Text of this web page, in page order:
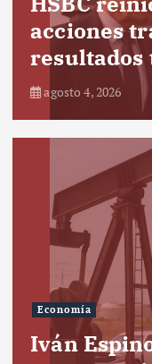
acciones
agosto 4, 2026
Economía
Iván